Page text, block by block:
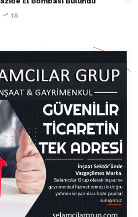
18